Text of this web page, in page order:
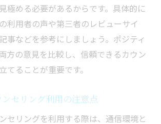
極める必要があるからです。具体的に
利用者の声や第三者のレビューサイ
事などを参考にしましょう。ポジティ
方の意見を比較し、信頼できるカウン
てることが重要です。
セリング利用の注意点
セリングを利用する際は、通信環境と